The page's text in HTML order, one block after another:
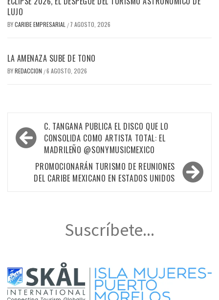
LUJO
BYCARIBE EMPRESARIAL / 7 AGOSTO, 2026
LA AMENAZA SUBE DE TONO
BYREDACCION /6 AGOSTO, 2026
Navegación
de
entradas
C. TANGANA PUBLICA EL DISCO QUE LO
CONSOLIDA COMO ARTISTA TOTAL: EL
MADRILEÑO @SONYMUSICMEXICO
PROMOCIONARÁN TURISMO DE REUNIONES
DEL CARIBE MEXICANO EN ESTADOS UNIDOS
Suscríbete...